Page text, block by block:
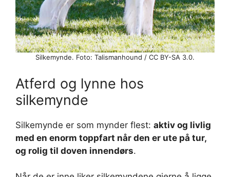
Silkemynde. Foto: Talismanhound / CC BY-SA 3.0.
Atferd og lynne hos
silkemynde
Silkemynde er som mynder flest: aktiv og livlig
med en enorm toppfart når den er ute på tur,
og rolig til doven innendørs.